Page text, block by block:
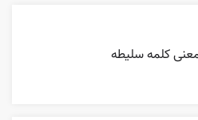
کلمه سلیطه